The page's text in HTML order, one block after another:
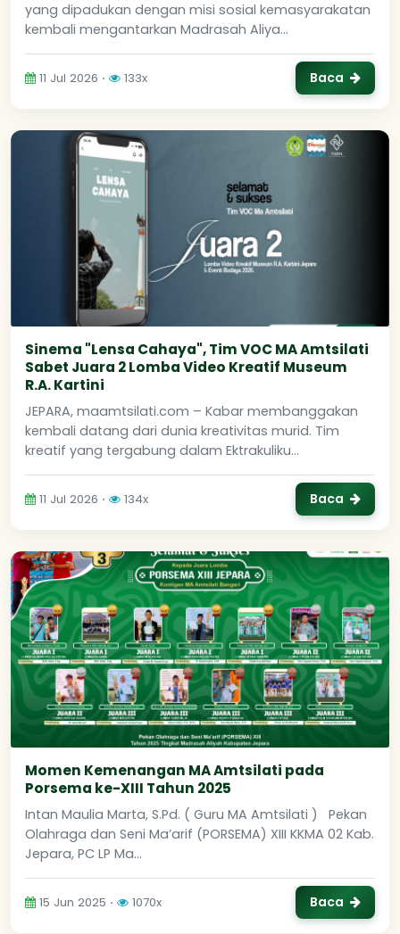
yang dipadukan dengan misi sosial kemasyarakatan
kembali mengantarkan Madrasah Aliya...
11 Jul 2026 ⋅ 133x Baca
Sinema "Lensa Cahaya", Tim VOC MA Amtsilati
Sabet Juara 2 Lomba Video Kreatif Museum
R.A. Kartini
JEPARA, maamtsilati.com – Kabar membanggakan
kembali datang dari dunia kreativitas murid. Tim
kreatif yang tergabung dalam Ektrakuliku...
11 Jul 2026 ⋅ 134x Baca
Momen Kemenangan MA Amtsilati pada
Porsema ke-XIII Tahun 2025
Intan Maulia Marta, S.Pd. ( Guru MA Amtsilati ) Pekan
Olahraga dan Seni Ma’arif (PORSEMA) XIII KKMA 02 Kab.
Jepara, PC LP Ma...
15 Jun 2025 ⋅ 1070x Baca